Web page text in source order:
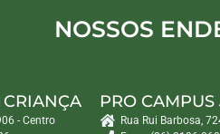
NOSSOS
- Centro
PRO
Rua Rui Barbosa,